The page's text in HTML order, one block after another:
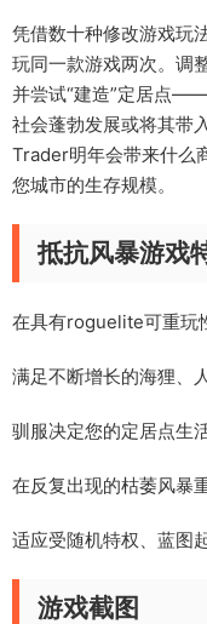
凭借数十种修改游戏玩
玩同一款游戏两次。调
并尝试“建造”定居点
社会蓬勃发展或将其带
Trader明年会带来什么
您城市的生存规模。
抵抗风暴游戏
在具有roguelite可重玩
满足不断增长的海狸、
驯服决定您的定居点生
在反复出现的枯萎风暴
适应受随机特权、蓝图
游戏截图